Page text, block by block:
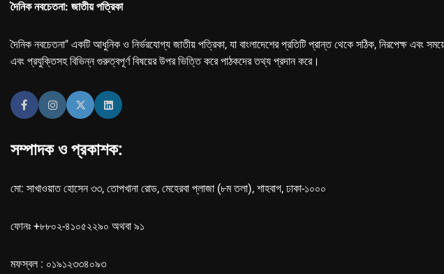
দৈনিক নবচেতনা: জাতীয় পত্রিকা
দৈনিক নবচেতনা" একটি আধুনিক ও নির্ভরযোগ্য জাতীয় পত্রিকা, যা বাংলাদেশের প্রতিটি প্রান্ত থেকে সঠিক, নিরপেক্ষ এবং
এবং প্রযুক্তিসহ বিভিন্ন গুরুত্বপূর্ণ বিষয়ের উপর ভিত্তি করে পাঠকদের তথ্য প্রদান করে।
সম্পাদক ও প্রকাশক:
মো: সাখাওয়াত হোসেন ৩৩, তোপখানা রোড, মেহেরবা প্লাজা (৮ম তলা), শাহবাগ, ঢাকা-১০০০
ফোনঃ +৮৮০২-৪১০৫২২৯০ অথবা ৯১
মফস্বল : ০১৯১২৩৩৪০৯৩